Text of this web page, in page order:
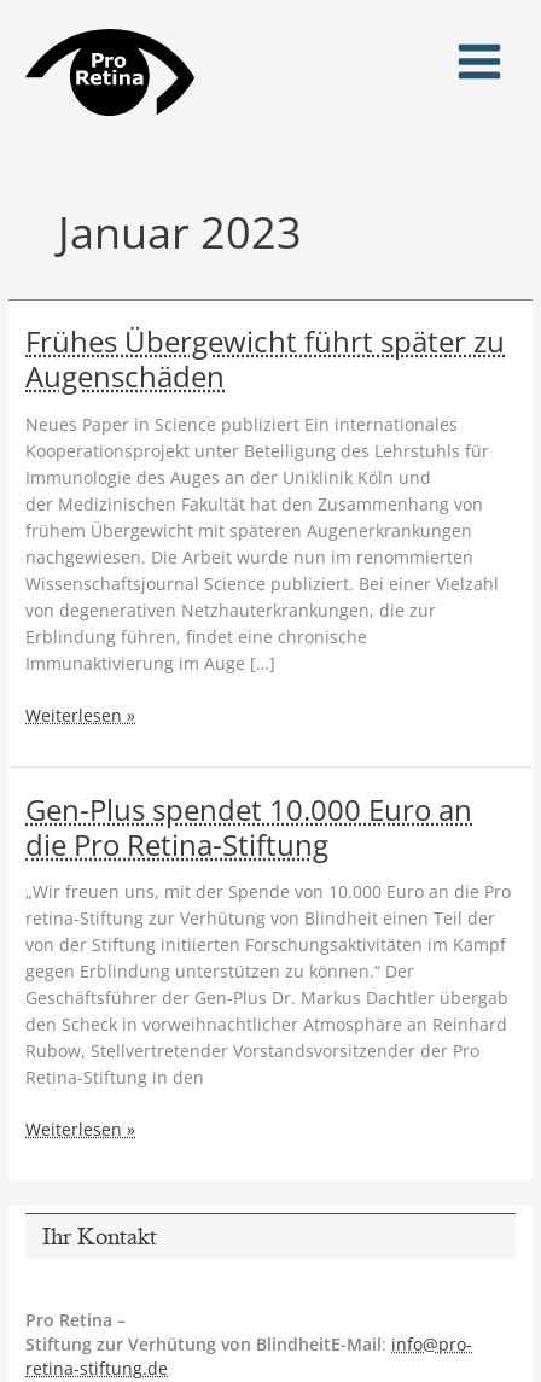
springen
Januar 2023
Frühes Übergewicht führt später zu
Augenschäden
Neues Paper in Science publiziert Ein internationales
Kooperationsprojekt unter Beteiligung des Lehrstuhls für
Immunologie des Auges an der Uniklinik Köln und
der Medizinischen Fakultät hat den Zusammenhang von
frühem Übergewicht mit späteren Augenerkrankungen
nachgewiesen. Die Arbeit wurde nun im renommierten
Wissenschaftsjournal Science publiziert. Bei einer Vielzahl
von degenerativen Netzhauterkrankungen, die zur
Erblindung führen, findet eine chronische
Immunaktivierung im Auge […]
Frühes
führt
zu
Augenschäden
Weiterlesen »
Gen-Plus spendet 10.000 Euro an
die Pro Retina-Stiftung
„Wir freuen uns, mit der Spende von 10.000 Euro an die Pro
retina-Stiftung zur Verhütung von Blindheit einen Teil der
von der Stiftung initiierten Forschungsaktivitäten im Kampf
gegen Erblindung unterstützen zu können.“ Der
Geschäftsführer der Gen-Plus Dr. Markus Dachtler übergab
den Scheck in vorweihnachtlicher Atmosphäre an Reinhard
Rubow, Stellvertretender Vorstandsvorsitzender der Pro
Retina-Stiftung in den
Gen-
Euro
Pro
Retina-
Stiftung
Weiterlesen »
Ihr Kontakt
Pro Retina –
Stiftung zur Verhütung von BlindheitE-Mail: info@pro-
retina-stiftung.de